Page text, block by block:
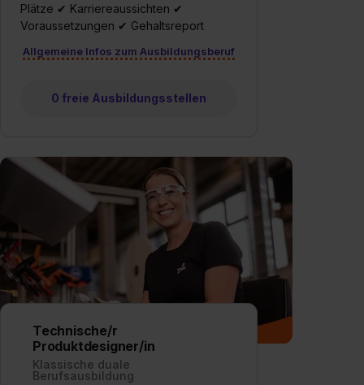
Plätze ✔ Karriereaussichten ✔
Voraussetzungen ✔ Gehaltsreport
Allgemeine Infos zum Ausbildungsberuf
0 freie Ausbildungsstellen
Technische/r
Produktdesigner/in
Klassische duale
Berufsausbildung